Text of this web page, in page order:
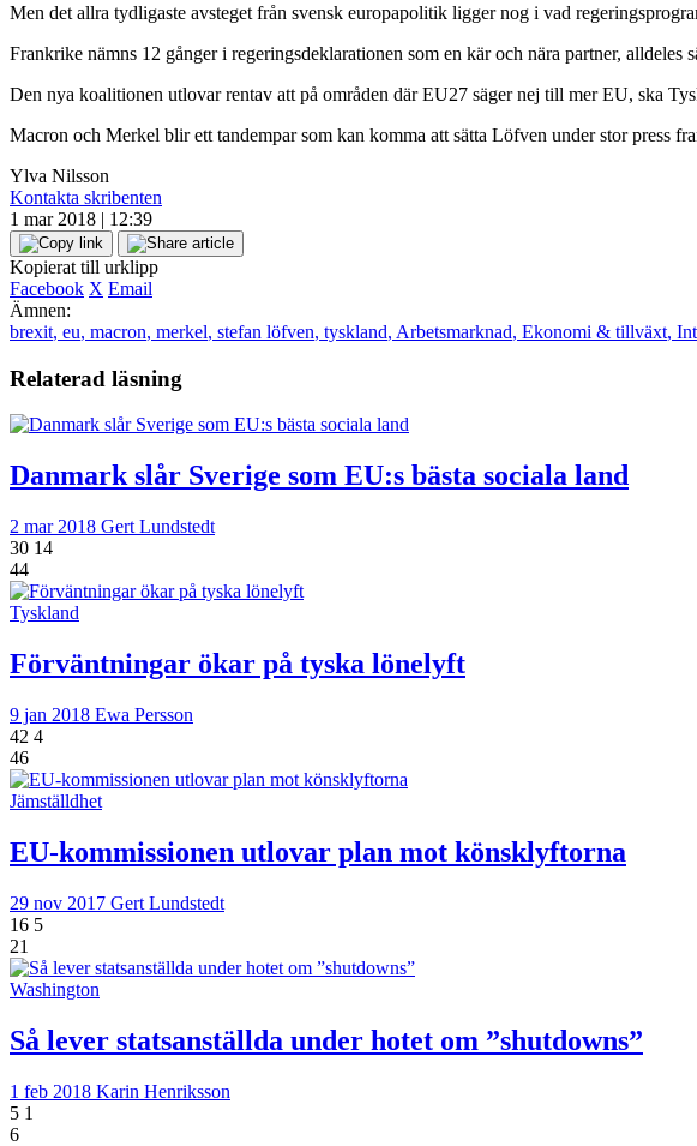
Men det allra tydligaste avsteget från svensk europapolitik ligger nog i vad
Frankrike nämns 12 gånger i regeringsdeklarationen som en kär och nära partner, alldeles
Den nya koalitionen utlovar rentav att på områden där EU27 säger nej till mer EU, ska
Macron och Merkel blir ett tandempar som kan komma att sätta Löfven under stor press
Ylva Nilsson
Kontakta skribenten
1 mar 2018 | 12:39
Kopierat till urklipp
Facebook X Email
Ämnen:
brexit, eu, macron, merkel, stefan löfven, tyskland, Arbetsmarknad, Ekonomi & tillväxt,
Relaterad läsning
Danmark slår Sverige som EU:s bästa sociala land
2 mar 2018 Gert Lundstedt
30 14
44
Tyskland
Förväntningar ökar på tyska lönelyft
9 jan 2018 Ewa Persson
42 4
46
Jämställdhet
EU-kommissionen utlovar plan mot könsklyftorna
29 nov 2017 Gert Lundstedt
16 5
21
Washington
Så lever statsanställda under hotet om ”shutdowns”
1 feb 2018 Karin Henriksson
5 1
6